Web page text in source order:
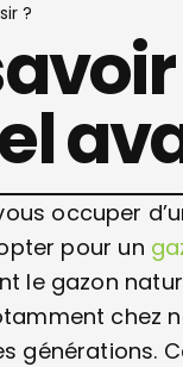
?
occuper
pour un
gazon
chez
générations.